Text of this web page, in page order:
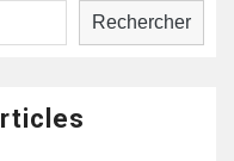
Rechercher